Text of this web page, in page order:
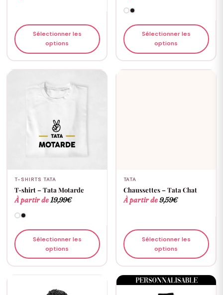
Sélectionner les
options
Sélectionner les
options
T-SHIRTS TATA
T-shirt – Tata Motarde
À partir de19,99€
Sélectionner les
options
TATA
Chaussettes – Tata Chat
À partir de9,59€
Sélectionner les
options